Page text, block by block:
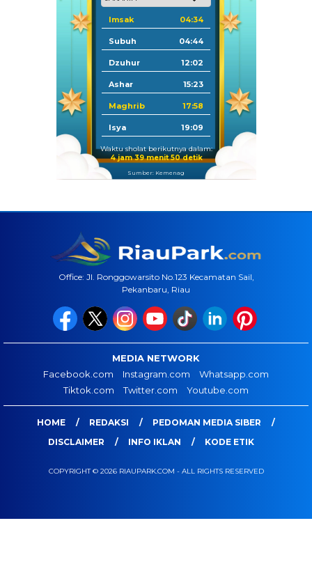
Imsak 04:34
Subuh 04:44
Dzuhur 12:02
Ashar 15:23
Maghrib 17:58
Isya 19:09
Waktu sholat berikutnya dalam:
4 jam 39 menit 49 detik
Sumber: Kemenag
Office: Jl. Ronggowarsito No.123 Kecamatan Sail,
Pekanbaru, Riau
MEDIA NETWORK
Facebook.com
Instagram.com
Whatsapp.com
Tiktok.com
Twitter.com Youtube.com
HOME REDAKSI
PEDOMAN MEDIA SIBER
DISCLAIMER
INFO IKLAN KODE ETIK
COPYRIGHT © 2026 RIAUPARK.COM - ALL RIGHTS RESERVED